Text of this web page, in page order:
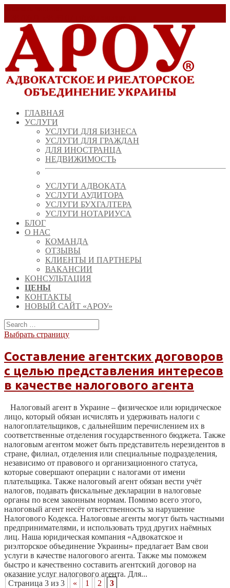
ГЛАВНАЯ
УСЛУГИ
УСЛУГИ ДЛЯ БИЗНЕСА
УСЛУГИ ДЛЯ ГРАЖДАН
ДЛЯ ИНОСТРАНЦА
НЕДВИЖИМОСТЬ
УСЛУГИ АДВОКАТА
УСЛУГИ АУДИТОРА
УСЛУГИ БУХГАЛТЕРА
УСЛУГИ НОТАРИУСА
БЛОГ
О НАС
КОМАНДА
ОТЗЫВЫ
КЛИЕНТЫ И ПАРТНЕРЫ
ВАКАНСИИ
КОНСУЛЬТАЦИЯ
ЦЕНЫ
КОНТАКТЫ
НОВЫЙ САЙТ «АРОУ»
Выбрать страницу
Составление агентских договоров
с целью представления интересов
в качестве налогового агента
Налоговый агент в Украине – физическое или юридическое
лицо, который обязан исчислять и удерживать налоги с
налогоплательщиков, с дальнейшим перечислением их в
соответственные отделения государственного бюджета. Также
налоговым агентом может быть представитель нерезидентов в
стране, филиал, отделения или специальные подразделения,
независимо от правового и организационного статуса,
которые совершают операции с налогами от имени
плательщика. Также налоговый агент обязан вести учёт
налогов, подавать фискальные декларации в налоговые
органы по всем законным нормам. Помимо всего этого,
налоговый агент несёт ответственность за нарушение
Налогового Кодекса. Налоговые агенты могут быть частными
предпринимателями, и использовать труд других наёмных
лиц. Наша юридическая компания «Адвокатское и
риэлторское объединение Украины» предлагает Вам свои
услуги в качестве налогового агента. Также мы поможем
быстро и качественно составить агентский договор на
оказание услуг налогового агента. Для...
Страница 3 из 3
« 1 2 3